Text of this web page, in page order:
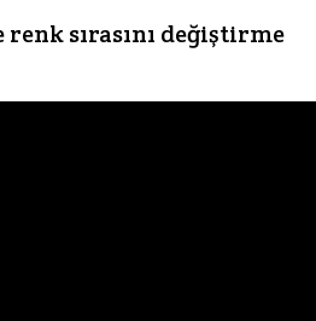
sırasını değiştirme